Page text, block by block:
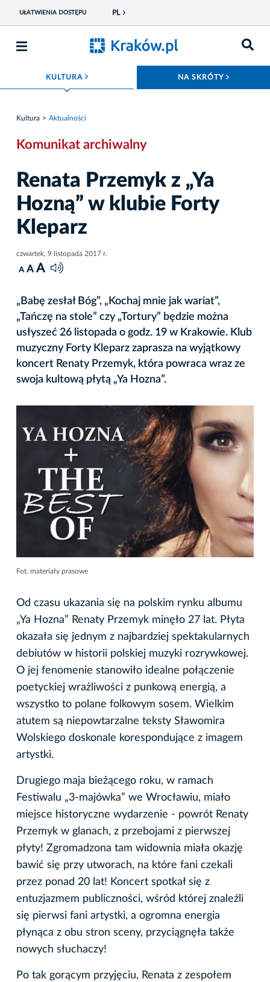
UŁATWIENIA DOSTĘPU PL
KULTURA ROZWIŃ MENU NA SKRÓTY
Kultura Aktualności
Komunikat archiwalny
Renata Przemyk z „Ya
Hozną” w klubie Forty
Kleparz
czwartek, 9 listopada 2017 r.
A A A
„Babę zesłał Bóg”, „Kochaj mnie jak wariat”,
„Tańczę na stole” czy „Tortury” będzie można
usłyszeć 26 listopada o godz. 19 w Krakowie. Klub
muzyczny Forty Kleparz zaprasza na wyjątkowy
koncert Renaty Przemyk, która powraca wraz ze
swoja kultową płytą „Ya Hozna”.
Fot. materiały prasowe
Od czasu ukazania się na polskim rynku albumu
„Ya Hozna” Renaty Przemyk minęło 27 lat. Płyta
okazała się jednym z najbardziej spektakularnych
debiutów w historii polskiej muzyki rozrywkowej.
O jej fenomenie stanowiło idealne połączenie
poetyckiej wrażliwości z punkową energią, a
wszystko to polane folkowym sosem. Wielkim
atutem są niepowtarzalne teksty Sławomira
Wolskiego doskonale korespondujące z imagem
artystki.
Drugiego maja bieżącego roku, w ramach
Festiwalu „3-majówka” we Wrocławiu, miało
miejsce historyczne wydarzenie - powrót Renaty
Przemyk w glanach, z przebojami z pierwszej
płyty! Zgromadzona tam widownia miała okazję
bawić się przy utworach, na które fani czekali
przez ponad 20 lat! Koncert spotkał się z
entuzjazmem publiczności, wśród której znaleźli
się pierwsi fani artystki, a ogromna energia
płynąca z obu stron sceny, przyciągnęła także
nowych słuchaczy!
Po tak gorącym przyjęciu, Renata z zespołem